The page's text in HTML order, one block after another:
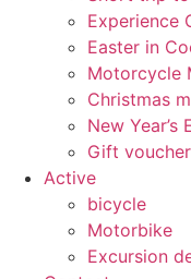
Experience
Easter in
Motorcycle
Christmas
New Year’s
Gift voucher
Active
bicycle
Motorbike
Excursion